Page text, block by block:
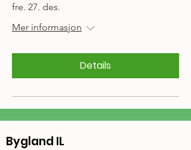
fre. 27. des.
Mer informasjon
Details
Bygland IL